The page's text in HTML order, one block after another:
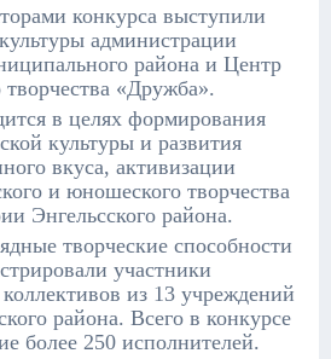
конкурса выступили
администрации
района и Центр
творчества «Дружба».
в целях формирования
культуры и развития
вкуса, активизации
и юношеского творчества
Энгельсского района.
творческие способности
участники
из 13 учреждений
района. Всего в конкурсе
более 250 исполнителей.